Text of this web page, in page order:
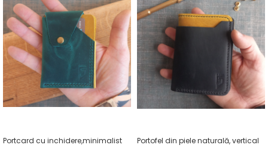
Portcard cu inchidere,minimalist
Portofel din piele naturală, vertical